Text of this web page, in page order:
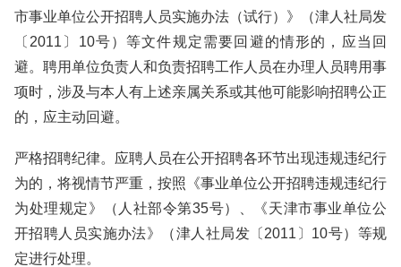
市事业单位公开招聘人员实施办法（试行）》（津人社局发
〔2011〕10号）等文件规定需要回避的情形的，应当回
避。聘用单位负责人和负责招聘工作人员在办理人员聘用事
项时，涉及与本人有上述亲属关系或其他可能影响招聘公正
的，应主动回避。
严格招聘纪律。应聘人员在公开招聘各环节出现违规违纪行
为的，将视情节严重，按照《事业单位公开招聘违规违纪行
为处理规定》（人社部令第35号）、《天津市事业单位公
开招聘人员实施办法》（津人社局发〔2011〕10号）等规
定进行处理。